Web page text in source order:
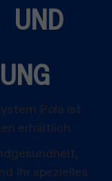
Pola ist
erhältlich.
Ihr spezielles